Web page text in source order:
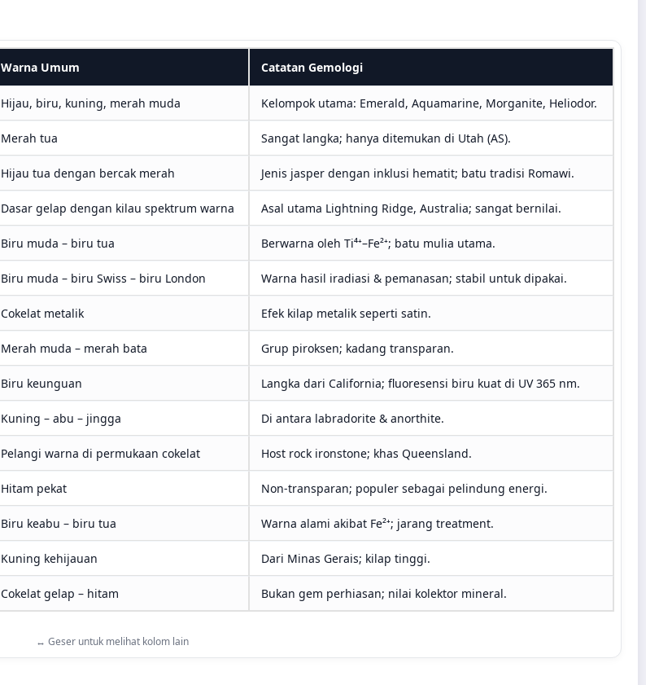
Warna Umum Catatan Gemologi
Hijau, biru, kuning, merah muda Kelompok utama: Emerald, Aquamarine, Morganite, Heliodor.
Merah tua Sangat langka; hanya ditemukan di Utah (AS).
Hijau tua dengan bercak merah Jenis jasper dengan inklusi hematit; batu tradisi Romawi.
Dasar gelap dengan kilau spektrum warna Asal utama Lightning Ridge, Australia; sangat bernilai.
Biru muda – biru tua Berwarna oleh Ti⁴⁺–Fe²⁺; batu mulia utama.
Biru muda – biru Swiss – biru London Warna hasil iradiasi & pemanasan; stabil untuk dipakai.
Cokelat metalik Efek kilap metalik seperti satin.
Merah muda – merah bata Grup piroksen; kadang transparan.
Biru keunguan Langka dari California; fluoresensi biru kuat di UV 365 nm.
Kuning – abu – jingga Di antara labradorite & anorthite.
Pelangi warna di permukaan cokelat Host rock ironstone; khas Queensland.
Hitam pekat Non-transparan; populer sebagai pelindung energi.
Biru keabu – biru tua Warna alami akibat Fe²⁺; jarang treatment.
Kuning kehijauan Dari Minas Gerais; kilap tinggi.
Cokelat gelap – hitam Bukan gem perhiasan; nilai kolektor mineral.
↔ Geser untuk melihat kolom lain